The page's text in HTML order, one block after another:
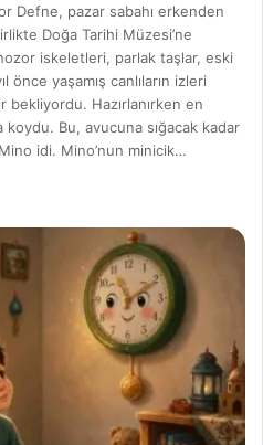
Defne, pazar sabahı erkenden
Doğa Tarihi Müzesi’ne
iskeletleri, parlak taşlar, eski
yaşamış canlıların izleri
Hazırlanırken en
koydu. Bu, avucuna sığacak kadar
idi. Mino’nun minicik…